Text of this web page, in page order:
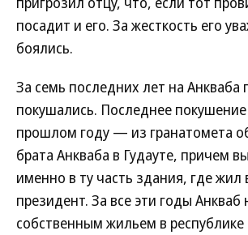
посадит и его. За жесткость его
боялись.
За семь последних лет на Анкваба
покушались. Последнее
прошлом году — из гранатомета
брата Анкваба в Гудауте, причем
именно в ту часть здания, где жил
президент. За все эти годы Анкваб
собственным жильем в